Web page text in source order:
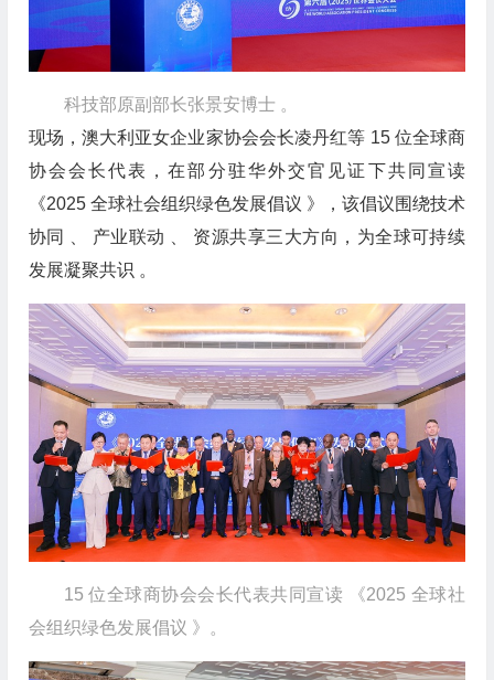
科技部原副部长张景安博士 。
现场，澳大利亚女企业家协会会长凌丹红等 15 位全球商
协会会长代表，在部分驻华外交官见证下共同宣读
《2025 全球社会组织绿色发展倡议 》，该倡议围绕技术
协同 、 产业联动 、 资源共享三大方向，为全球可持续
发展凝聚共识 。
15 位全球商协会会长代表共同宣读 《2025 全球社
会组织绿色发展倡议 》。